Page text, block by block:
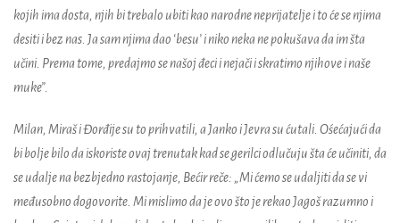
kojih ima dosta, njih bi trebalo ubiti kao narodne neprijatelje i to će se njima
desiti i bez nas. Ja sam njima dao ‘besu’ i niko neka ne pokušava da im šta
učini. Prema tome, predajmo se našoj đeci i nejači i skratimo njihove i naše
muke”.
Milan, Miraš i Đorđije su to prihvatili, a Janko i Jevra su ćutali. Ośećajući da
bi bolje bilo da iskoriste ovaj trenutak kad se gerilci odlučuju šta će učiniti, da
se udalje na bezbjedno rastojanje, Bećir reče: „Mi ćemo se udaljiti da se vi
međusobno dogovorite. Mi mislimo da je ovo što je rekao Jagoš razumno i